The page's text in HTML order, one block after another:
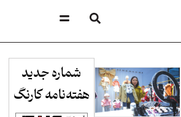
شماره جدید
هفته‌نامه کارنگ​